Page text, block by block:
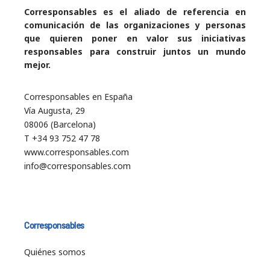
Corresponsables es el aliado de referencia en
comunicación de las organizaciones y personas
que quieren poner en valor sus iniciativas
responsables para construir juntos un mundo
mejor.
Corresponsables en España
Vía Augusta, 29
08006 (Barcelona)
T +34 93 752 47 78
www.corresponsables.com
info@corresponsables.com
Corresponsables
Quiénes somos